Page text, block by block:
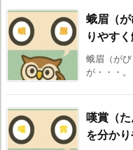
蛾眉（
りやす
蛾眉（が
が・・・
嘆賞（
を分か